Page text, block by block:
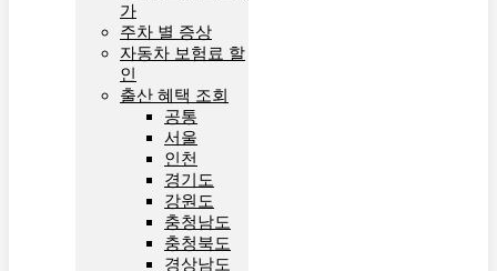
가
주차 별 증상
자동차 보험료 할
인
출산 혜택 조회
공통
서울
인천
경기도
강원도
충청남도
충청북도
경상남도